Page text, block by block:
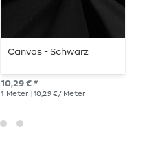
Canvas - Schwarz
10,29 € *
1 Meter | 10,29 € / Meter